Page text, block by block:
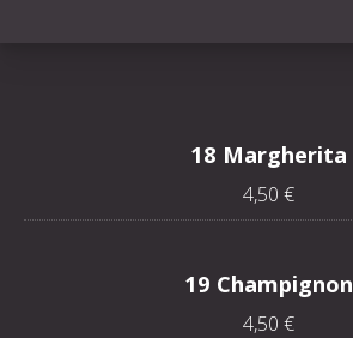
18 Margherita
4,50 €
19 Champignon
4,50 €